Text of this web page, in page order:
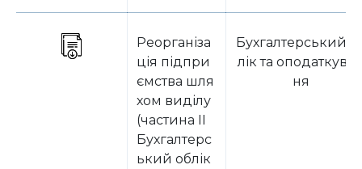
Реорганіза
ція підпри
ємства шля
хом виділу
(частина II
Бухгалтерс
ький облік
Бухгалтерський
лік та
ня